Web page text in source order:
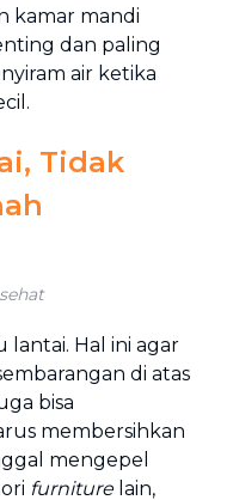
kamar mandi
dan paling
air ketika
Tidak
Hal ini agar
di atas
bisa
membersihkan
mengepel
furniturelain,